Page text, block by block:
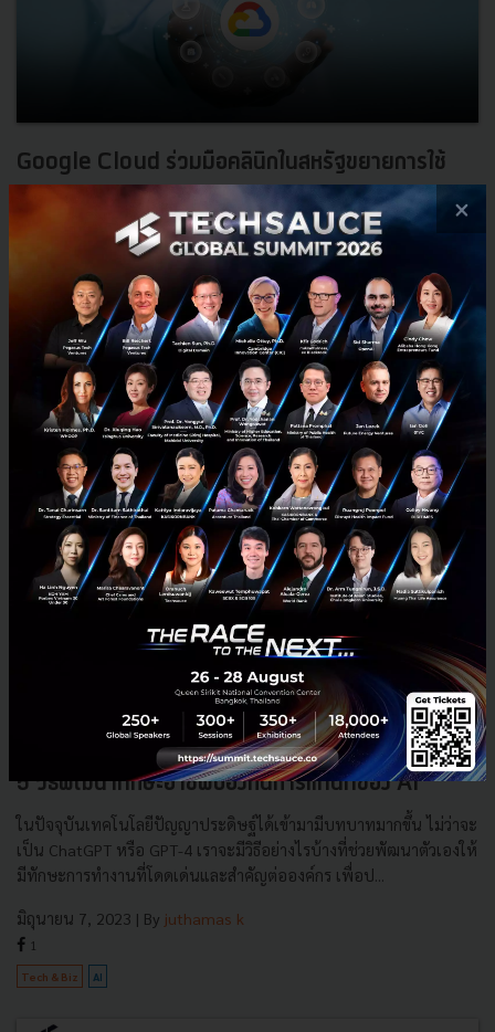
Google Cloud ร่วมมือคลินิกในสหรัฐขยายการใช้
งาน AI ช่วยแพทย์ทำงาน
Google Cloud ร่วมมือกับ Mayo Clinic ขยายการใช้งานเทคโนโลยี AI
ไปทางด้านสุขภาพ ช่วยให้ผู้เชี่ยวชาญทางการแพทย์สามารถค้นหา
ข้อมูลผู้ป่วยได้อย่างรวดเร็วด้วยการใช้แชตบอท...
มิถุนายน 8, 2023| Byjuthamas k
OpenAI chatbot GoogleCloud
5 วิธีพัฒนาทักษะอาชีพป้องกันการแทนที่ของ AI
ในปัจจุบันเทคโนโลยีปัญญาประดิษฐ์ได้เข้ามามีบทบาทมากขึ้น ไม่ว่าจะ
เป็น ChatGPT หรือ GPT-4 เราจะมีวิธีอย่างไรบ้างที่ช่วยพัฒนาตัวเองให้
มีทักษะการทำงานที่โดดเด่นและสำคัญต่อองค์กร เพื่อป...
มิถุนายน 7, 2023 | By juthamas k
1
Tech & Biz AI
×